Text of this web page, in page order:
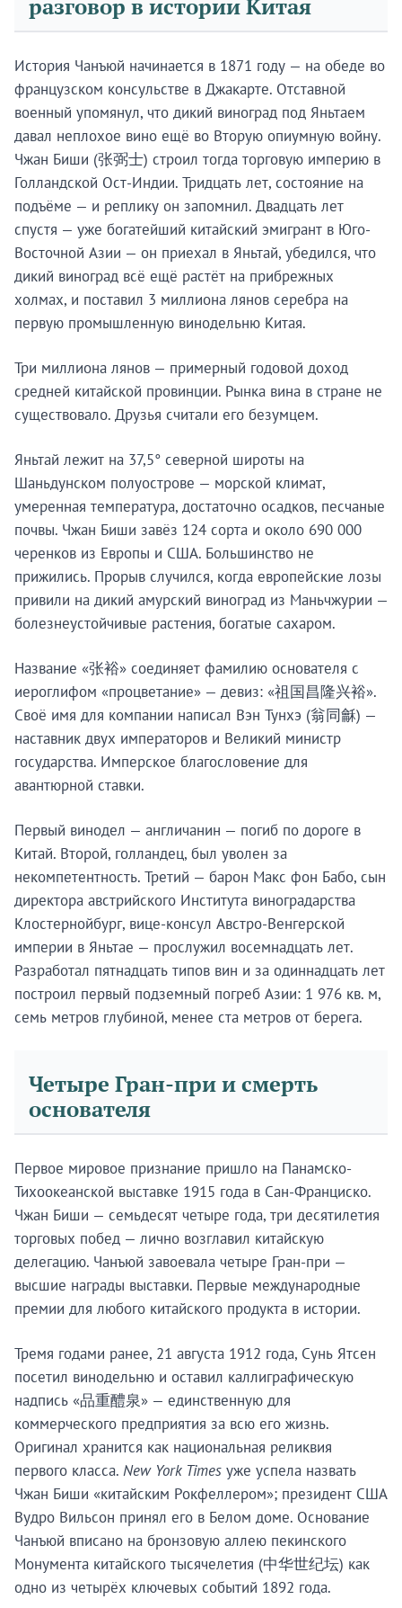
разговор в истории Китая
История Чанъюй начинается в 1871 году — на обеде во
французском консульстве в Джакарте. Отставной
военный упомянул, что дикий виноград под Яньтаем
давал неплохое вино ещё во Вторую опиумную войну.
Чжан Биши (张弼士) строил тогда торговую империю в
Голландской Ост-Индии. Тридцать лет, состояние на
подъёме — и реплику он запомнил. Двадцать лет
спустя — уже богатейший китайский эмигрант в Юго-
Восточной Азии — он приехал в Яньтай, убедился, что
дикий виноград всё ещё растёт на прибрежных
холмах, и поставил 3 миллиона лянов серебра на
первую промышленную винодельню Китая.
Три миллиона лянов — примерный годовой доход
средней китайской провинции. Рынка вина в стране не
существовало. Друзья считали его безумцем.
Яньтай лежит на 37,5° северной широты на
Шаньдунском полуострове — морской климат,
умеренная температура, достаточно осадков, песчаные
почвы. Чжан Биши завёз 124 сорта и около 690 000
черенков из Европы и США. Большинство не
прижились. Прорыв случился, когда европейские лозы
привили на дикий амурский виноград из Маньчжурии —
болезнеустойчивые растения, богатые сахаром.
Название «张裕» соединяет фамилию основателя с
иероглифом «процветание» — девиз: «祖国昌隆兴裕».
Своё имя для компании написал Вэн Тунхэ (翁同龢) —
наставник двух императоров и Великий министр
государства. Имперское благословение для
авантюрной ставки.
Первый винодел — англичанин — погиб по дороге в
Китай. Второй, голландец, был уволен за
некомпетентность. Третий — барон Макс фон Бабо, сын
директора австрийского Института виноградарства
Клостернойбург, вице-консул Австро-Венгерской
империи в Яньтае — прослужил восемнадцать лет.
Разработал пятнадцать типов вин и за одиннадцать лет
построил первый подземный погреб Азии: 1 976 кв. м,
семь метров глубиной, менее ста метров от берега.
Четыре Гран-при и смерть
основателя
Первое мировое признание пришло на Панамско-
Тихоокеанской выставке 1915 года в Сан-Франциско.
Чжан Биши — семьдесят четыре года, три десятилетия
торговых побед — лично возглавил китайскую
делегацию. Чанъюй завоевала четыре Гран-при —
высшие награды выставки. Первые международные
премии для любого китайского продукта в истории.
Тремя годами ранее, 21 августа 1912 года, Сунь Ятсен
посетил винодельню и оставил каллиграфическую
надпись «品重醴泉» — единственную для
коммерческого предприятия за всю его жизнь.
Оригинал хранится как национальная реликвия
первого класса. New York Times уже успела назвать
Чжан Биши «китайским Рокфеллером»; президент США
Вудро Вильсон принял его в Белом доме. Основание
Чанъюй вписано на бронзовую аллею пекинского
Монумента китайского тысячелетия (中华世纪坛) как
одно из четырёх ключевых событий 1892 года.